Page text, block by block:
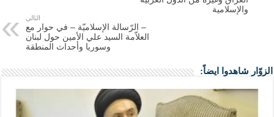
والإسلامية
التالي
– الرّسالة الإسلاميّة – في حوار مع
العلاّمة السيد علي الأمين حول لبنان
وسوريا وأحداث المنطقة
الزوّار شاهدوا ايضاً: